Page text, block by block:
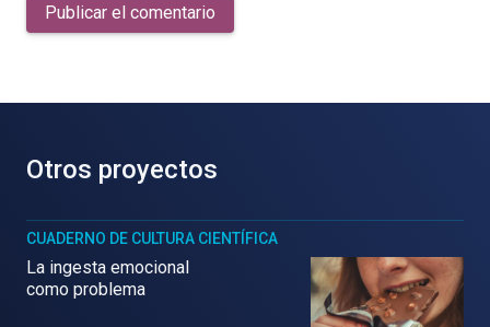
Publicar el comentario
Otros proyectos
CUADERNO DE CULTURA CIENTÍFICA
La ingesta emocional
como problema